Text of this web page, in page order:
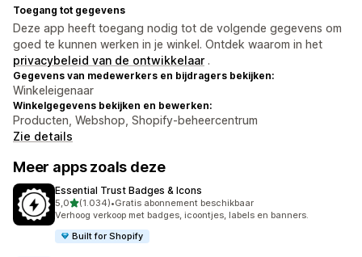
Toegang tot gegevens
Deze app heeft toegang nodig tot de volgende gegevens om
goed te kunnen werken in je winkel. Ontdek waarom in het
privacybeleid van de ontwikkelaar .
Gegevens van medewerkers en bijdragers bekijken:
Winkeleigenaar
Winkelgegevens bekijken en bewerken:
Producten, Webshop, Shopify-beheercentrum
Zie details
Meer apps zoals deze
Essential Trust Badges & Icons
5,0van 5 sterren
(1.034)
1034 recensies in totaal
•Gratis abonnement beschikbaar
Verhoog verkoop met badges, icoontjes, labels en banners.
Built for Shopify